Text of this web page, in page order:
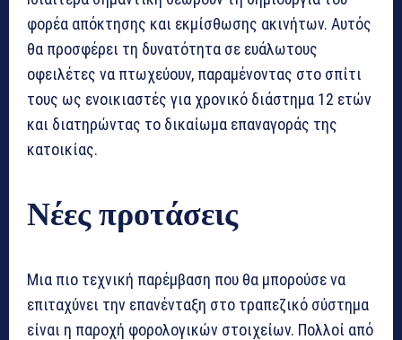
φορέα απόκτησης και εκμίσθωσης ακινήτων. Αυτός
θα προσφέρει τη δυνατότητα σε ευάλωτους
οφειλέτες να πτωχεύουν, παραμένοντας στο σπίτι
τους ως ενοικιαστές για χρονικό διάστημα 12 ετών
και διατηρώντας το δικαίωμα επαναγοράς της
κατοικίας.
Νέες προτάσεις
Μια πιο τεχνική παρέμβαση που θα μπορούσε να
επιταχύνει την επανένταξη στο τραπεζικό σύστημα
είναι η παροχή φορολογικών στοιχείων. Πολλοί από